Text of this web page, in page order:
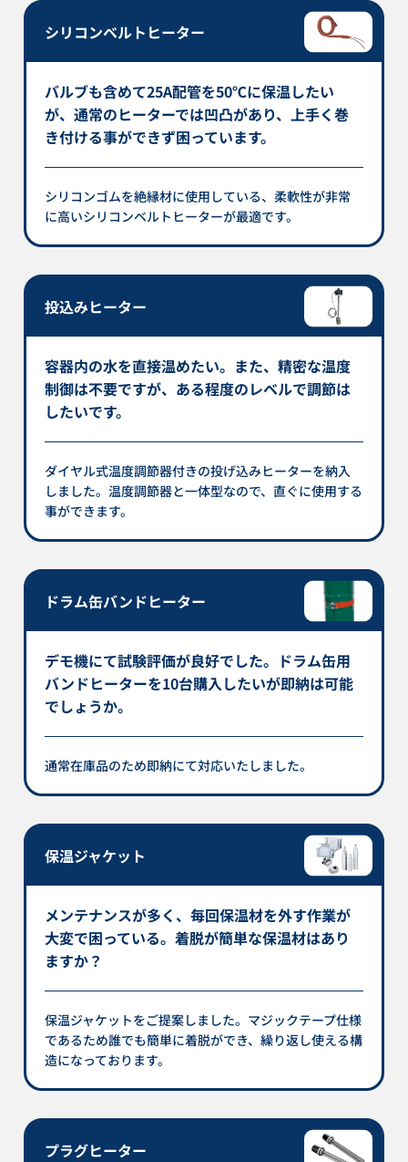
シリコンベルトヒーター
バルブも含めて25A配管を50℃に保温したい
が、通常のヒーターでは凹凸があり、上手く巻
き付ける事ができず困っています。
シリコンゴムを絶縁材に使用している、柔軟性が非常
に高いシリコンベルトヒーターが最適です。
投込みヒーター
容器内の水を直接温めたい。また、精密な温度
制御は不要ですが、ある程度のレベルで調節は
したいです。
ダイヤル式温度調節器付きの投げ込みヒーターを納入
しました。温度調節器と一体型なので、直ぐに使用する
事ができます。
ドラム缶バンドヒーター
デモ機にて試験評価が良好でした。ドラム缶用
バンドヒーターを10台購入したいが即納は可能
でしょうか。
通常在庫品のため即納にて対応いたしました。
保温ジャケット
メンテナンスが多く、毎回保温材を外す作業が
大変で困っている。着脱が簡単な保温材はあり
ますか？
保温ジャケットをご提案しました。マジックテープ仕様
であるため誰でも簡単に着脱ができ、繰り返し使える構
造になっております。
プラグヒーター